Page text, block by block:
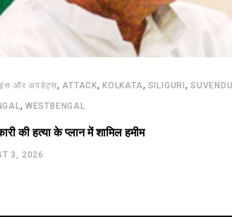
और अपडेट्स,ATTACK,KOLKATA, SILIGURI,
, WESTBENGAL
की हत्या के प्लान में शामिल हमीम
3, 2026